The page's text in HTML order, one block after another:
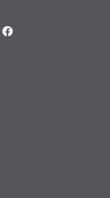
Facebook
nutzen.